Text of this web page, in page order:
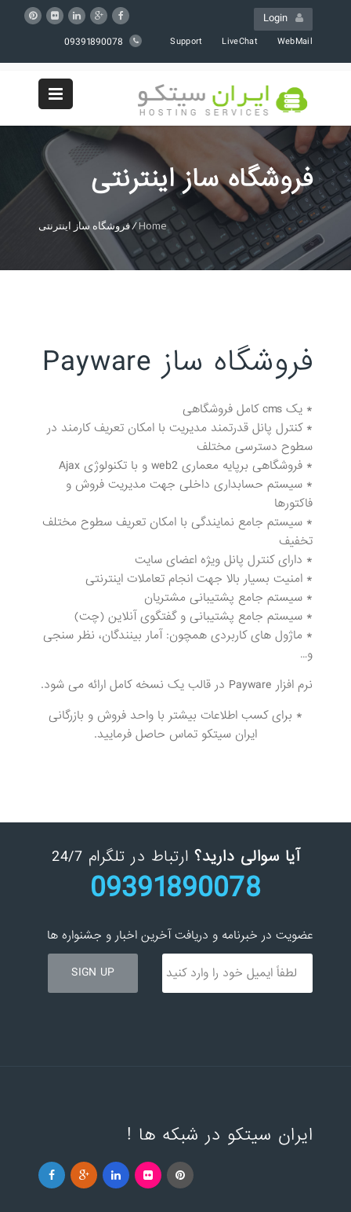
WebMail
LiveChat
Support
فروشگاه ساز اینترنتی
Home
/فروشگاه ساز اینترنتی
فروشگاه ساز Payware
* یک cms کامل فروشگاهی
* کنترل پانل قدرتمند مدیریت با امکان تعریف کارمند در
سطوح دسترسی مختلف
* فروشگاهی برپایه معماری web2 و با تکنولوژی Ajax
* سیستم حسابداری داخلی جهت مدیریت فروش و
فاکتورها
* سیستم جامع نمایندگی با امکان تعریف سطوح مختلف
تخفیف
* دارای کنترل پانل ویژه اعضای سایت
* امنیت بسیار بالا جهت انجام تعاملات اینترنتی
* سیستم جامع پشتیبانی مشتریان
* سیستم جامع پشتیبانی و گفتگوی آنلاین (چت)
* ماژول های کاربردی همچون: آمار بینندگان، نظر سنجی
و…
نرم افزار Payware در قالب یک نسخه کامل ارائه می شود.
* برای کسب اطلاعات بیشتر با واحد فروش و بازرگانی
ایران سیتکو تماس حاصل فرمایید.
آیا سوالی دارید؟ ارتباط در تلگرام 24/7
09391890078
عضویت در خبرنامه و دریافت آخرین اخبار و جشنواره ها
ایران سیتکو در شبکه ها !